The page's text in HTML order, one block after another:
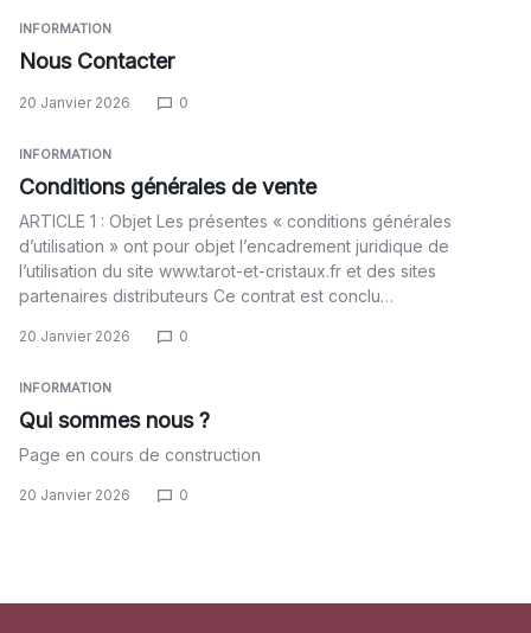
INFORMATION
Nous Contacter
20 Janvier 2026 0
INFORMATION
Conditions générales de vente
ARTICLE 1 : Objet Les présentes « conditions générales
d’utilisation » ont pour objet l’encadrement juridique de
l’utilisation du site www.tarot-et-cristaux.fr et des sites
partenaires distributeurs Ce contrat est conclu…
20 Janvier 2026 0
INFORMATION
Qui sommes nous ?
Page en cours de construction
20 Janvier 2026 0